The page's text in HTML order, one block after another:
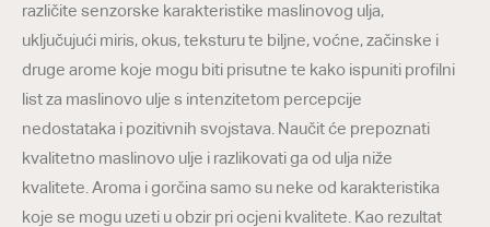
različite senzorske karakteristike maslinovog ulja,
uključujući miris, okus, teksturu te biljne, voćne, začinske i
druge arome koje mogu biti prisutne te kako ispuniti profilni
list za maslinovo ulje s intenzitetom percepcije
nedostataka i pozitivnih svojstava. Naučit će prepoznati
kvalitetno maslinovo ulje i razlikovati ga od ulja niže
kvalitete. Aroma i gorčina samo su neke od karakteristika
koje se mogu uzeti u obzir pri ocjeni kvalitete. Kao rezultat